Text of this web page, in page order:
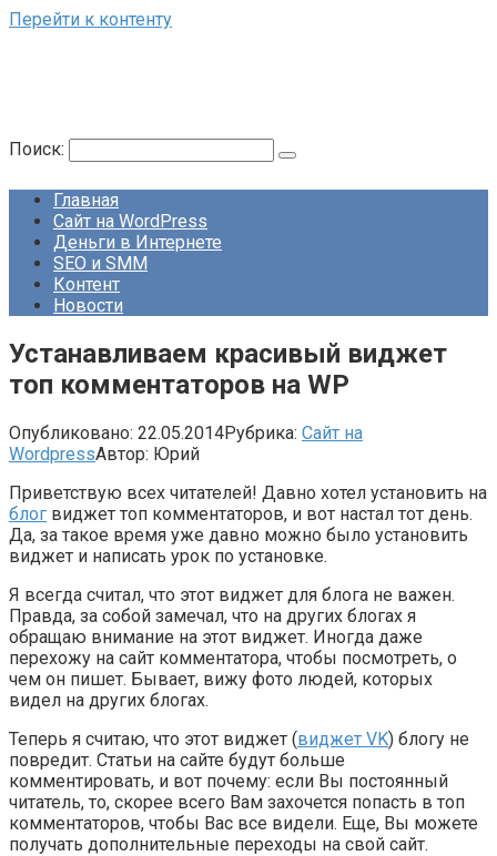
Перейти к контенту
Поиск:
Главная
Сайт на WordPress
Деньги в Интернете
SEO и SMM
Контент
Новости
Устанавливаем красивый виджет
топ комментаторов на WP
Опубликовано: 22.05.2014Рубрика: Сайт на
WordpressАвтор: Юрий
Приветствую всех читателей! Давно хотел установить на
блог виджет топ комментаторов, и вот настал тот день.
Да, за такое время уже давно можно было установить
виджет и написать урок по установке.
Я всегда считал, что этот виджет для блога не важен.
Правда, за собой замечал, что на других блогах я
обращаю внимание на этот виджет. Иногда даже
перехожу на сайт комментатора, чтобы посмотреть, о
чем он пишет. Бывает, вижу фото людей, которых
видел на других блогах.
Теперь я считаю, что этот виджет (виджет VK) блогу не
повредит. Статьи на сайте будут больше
комментировать, и вот почему: если Вы постоянный
читатель, то, скорее всего Вам захочется попасть в топ
комментаторов, чтобы Вас все видели. Еще, Вы можете
получать дополнительные переходы на свой сайт.